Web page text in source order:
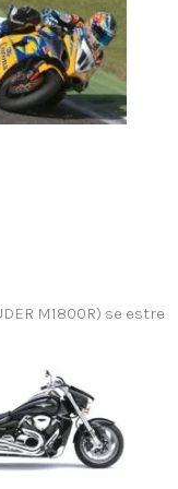
M1800R) se